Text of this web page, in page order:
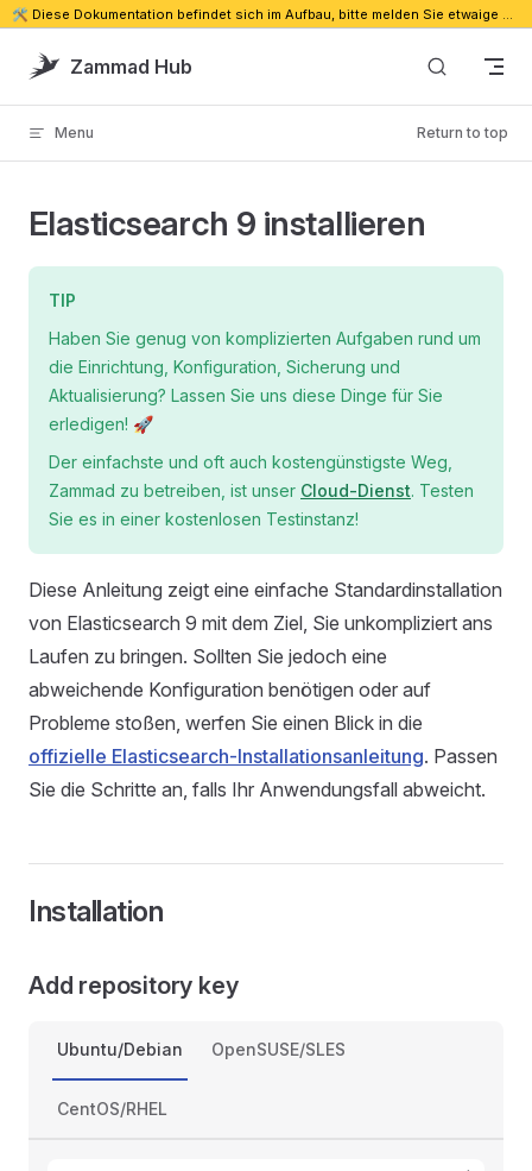
🛠️ Diese Dokumentation befindet sich im Aufbau, bitte melden Sie etwaige Probleme. 🔗
Skip to content
Zammad Hub
Menu Return to top
Elasticsearch 9 installieren
TIP
Haben Sie genug von komplizierten Aufgaben rund um
die Einrichtung, Konfiguration, Sicherung und
Aktualisierung? Lassen Sie uns diese Dinge für Sie
erledigen! 🚀
Der einfachste und oft auch kostengünstigste Weg,
Zammad zu betreiben, ist unser Cloud-Dienst. Testen
Sie es in einer kostenlosen Testinstanz!
Diese Anleitung zeigt eine einfache Standardinstallation
von Elasticsearch 9 mit dem Ziel, Sie unkompliziert ans
Laufen zu bringen. Sollten Sie jedoch eine
abweichende Konfiguration benötigen oder auf
Probleme stoßen, werfen Sie einen Blick in die
offizielle Elasticsearch-Installationsanleitung. Passen
Sie die Schritte an, falls Ihr Anwendungsfall abweicht.
Installation
Add repository key
Ubuntu/Debian OpenSUSE/SLES
CentOS/RHEL